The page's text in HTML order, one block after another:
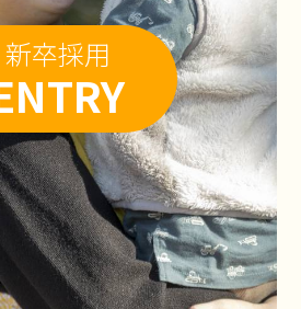
新卒採用